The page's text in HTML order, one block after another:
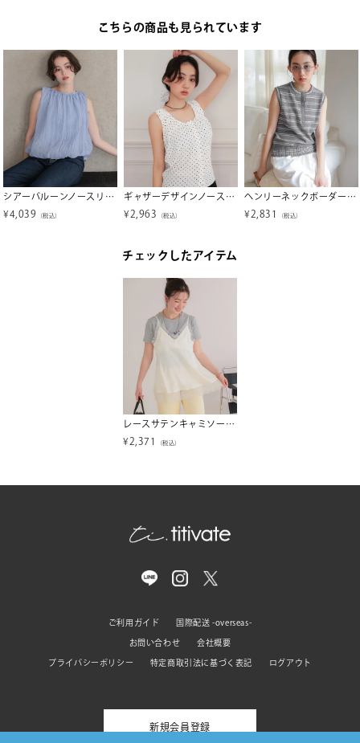
こちらの商品も見られています
シアーバルーンノースリーブブラウス【メール便可／100】
¥4,039 （税込）
ギャザーデザインノースリーブブラウス【miette ミエット】【メール便可／100】
¥ 2,963 （税込）
ヘンリーネックボーダーサマーニット【miette ミエット】【メール便可／100】
¥ 2,831 （税込）
チェックしたアイテム
レースサテンキャミソールトップス【メール便可／100】
¥ 2,371 （税込）
ご利用ガイド 国際配送 -overseas-
お問い合わせ 会社概要
プライバシーポリシー 特定商取引法に基づく表記 ログアウト
新規会員登録